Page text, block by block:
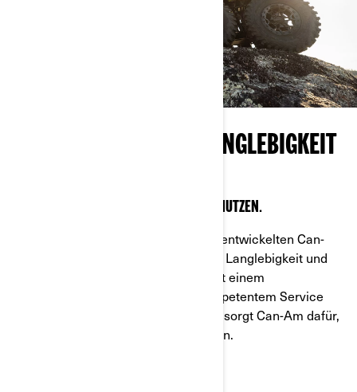
FÜHREND IN SACHEN LANGLEBIGKEIT
EINE KLUGE INVESTITION MIT LANGZEITNUTZEN.
Die in Kanada für raue Bedingungen entwickelten Can-
Am Fahrzeuge bieten unübertroffene Langlebigkeit und
einen hohen Wiederverkaufswert. Mit einem
flächendeckenden Händlernetz, kompetentem Service
und schnell verfügbaren Ersatzteilen sorgt Can-Am dafür,
dass Sie nie im Stich gelassen werden.